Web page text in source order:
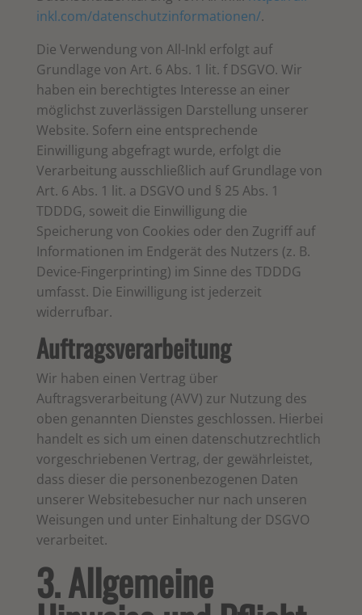
inkl.com/datenschutzinformationen/.
Die Verwendung von All-Inkl erfolgt auf
Grundlage von Art. 6 Abs. 1 lit. f DSGVO. Wir
haben ein berechtigtes Interesse an einer
möglichst zuverlässigen Darstellung unserer
Website. Sofern eine entsprechende
Einwilligung abgefragt wurde, erfolgt die
Verarbeitung ausschließlich auf Grundlage von
Art. 6 Abs. 1 lit. a DSGVO und § 25 Abs. 1
TDDDG, soweit die Einwilligung die
Speicherung von Cookies oder den Zugriff auf
Informationen im Endgerät des Nutzers (z. B.
Device-Fingerprinting) im Sinne des TDDDG
umfasst. Die Einwilligung ist jederzeit
widerrufbar.
Auftragsverarbeitung
Wir haben einen Vertrag über
Auftragsverarbeitung (AVV) zur Nutzung des
oben genannten Dienstes geschlossen. Hierbei
handelt es sich um einen datenschutzrechtlich
vorgeschriebenen Vertrag, der gewährleistet,
dass dieser die personenbezogenen Daten
unserer Websitebesucher nur nach unseren
Weisungen und unter Einhaltung der DSGVO
verarbeitet.
3. Allgemeine